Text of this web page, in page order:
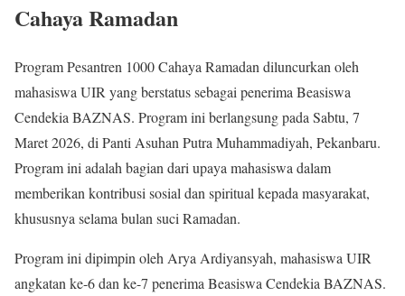
Cahaya Ramadan
Program Pesantren 1000 Cahaya Ramadan diluncurkan oleh
mahasiswa UIR yang berstatus sebagai penerima Beasiswa
Cendekia BAZNAS. Program ini berlangsung pada Sabtu, 7
Maret 2026, di Panti Asuhan Putra Muhammadiyah, Pekanbaru.
Program ini adalah bagian dari upaya mahasiswa dalam
memberikan kontribusi sosial dan spiritual kepada masyarakat,
khususnya selama bulan suci Ramadan.
Program ini dipimpin oleh Arya Ardiyansyah, mahasiswa UIR
angkatan ke-6 dan ke-7 penerima Beasiswa Cendekia BAZNAS.